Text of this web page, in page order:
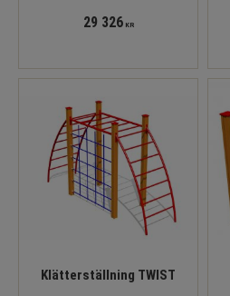
29 326KR
Klätterställning TWIST